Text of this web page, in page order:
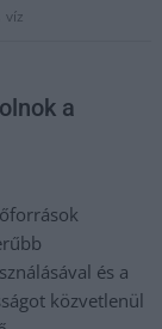
víz
a
és a
közvetlenül